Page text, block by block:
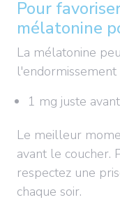
Pour
mélatonine
La mélatonine
l'endormissement
1 mg juste
Le meilleur
avant le coucher.
respectez une
chaque soir.